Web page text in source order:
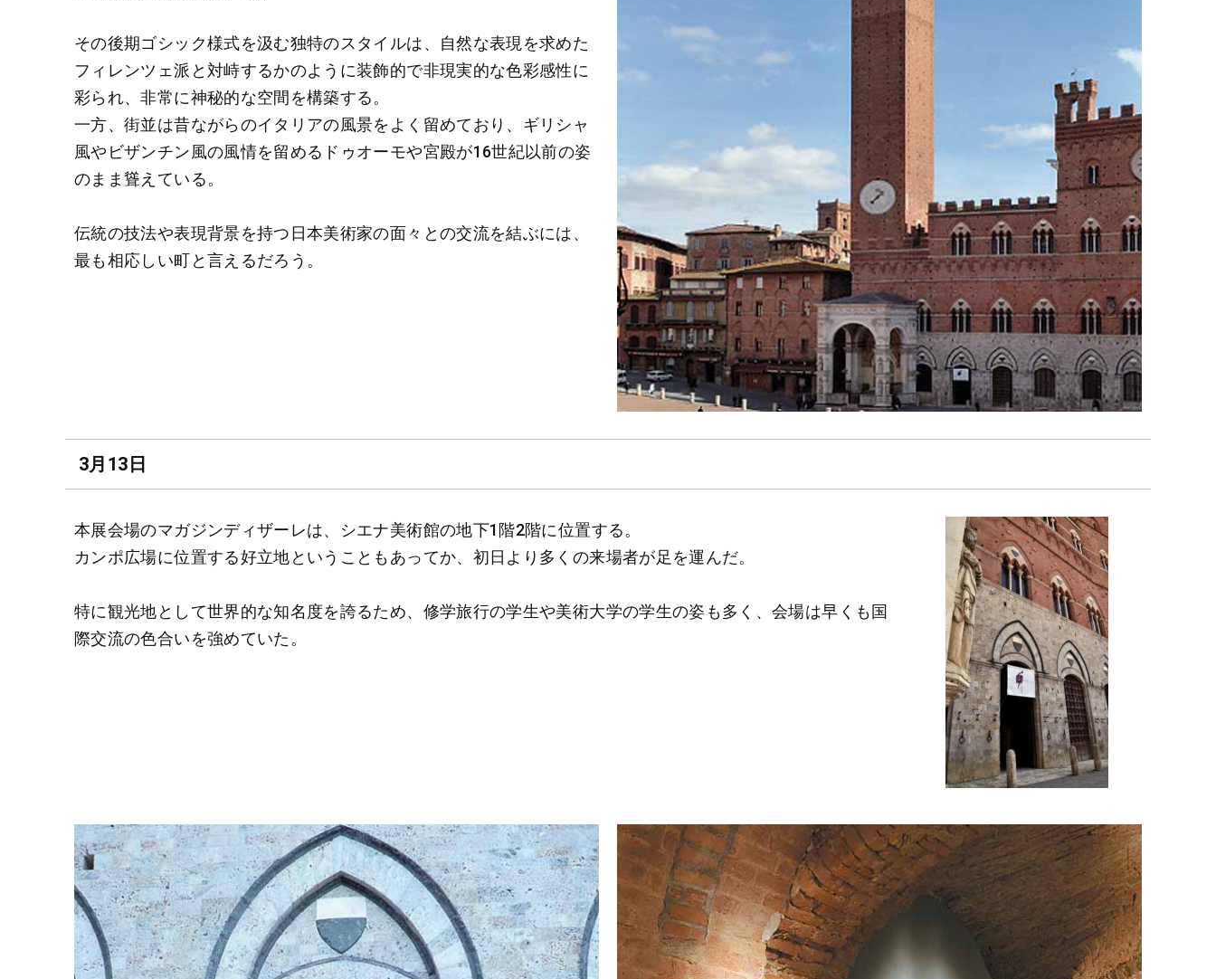
その後期ゴシック様式を汲む独特のスタイルは、自然な表現を求めた
フィレンツェ派と対峙するかのように装飾的で非現実的な色彩感性に
彩られ、非常に神秘的な空間を構築する。
一方、街並は昔ながらのイタリアの風景をよく留めており、ギリシャ
風やビザンチン風の風情を留めるドゥオーモや宮殿が16世紀以前の姿
のまま聳えている。
伝統の技法や表現背景を持つ日本美術家の面々との交流を結ぶには、
最も相応しい町と言えるだろう。
3月13日
本展会場のマガジンディザーレは、シエナ美術館の地下1階2階に位置する。
カンポ広場に位置する好立地ということもあってか、初日より多くの来場者が足を運んだ。
特に観光地として世界的な知名度を誇るため、修学旅行の学生や美術大学の学生の姿も多く、会場は早くも国
際交流の色合いを強めていた。